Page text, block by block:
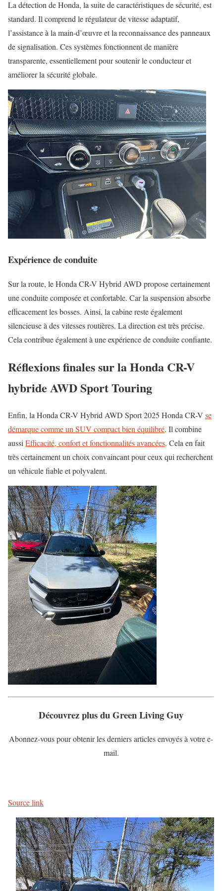
La détection de Honda, la suite de caractéristiques de sécurité, est
standard. Il comprend le régulateur de vitesse adaptatif,
l’assistance à la main-d’œuvre et la reconnaissance des panneaux
de signalisation. Ces systèmes fonctionnent de manière
transparente, essentiellement pour soutenir le conducteur et
améliorer la sécurité globale.
Expérience de conduite
Sur la route, le Honda CR-V Hybrid AWD propose certainement
une conduite composée et confortable. Car la suspension absorbe
efficacement les bosses. Ainsi, la cabine reste également
silencieuse à des vitesses routières. La direction est très précise.
Cela contribue également à une expérience de conduite confiante.
Réflexions finales sur la Honda CR-V
hybride AWD Sport Touring
Enfin, la Honda CR-V Hybrid AWD Sport 2025 Honda CR-V se
démarque comme un SUV compact bien équilibré. Il combine
aussi Efficacité, confort et fonctionnalités avancées. Cela en fait
très certainement un choix convaincant pour ceux qui recherchent
un véhicule fiable et polyvalent.
Découvrez plus du Green Living Guy
Abonnez-vous pour obtenir les derniers articles envoyés à votre e-
mail.
Source link